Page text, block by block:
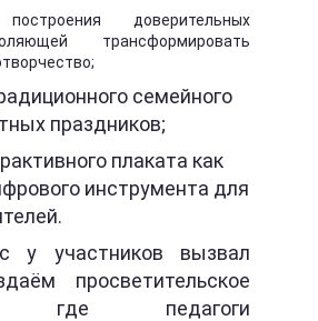
доверительных
трансформировать
семейного
праздников;
плаката как
инструмента для
у участников вызвал
просветительское
где педагоги